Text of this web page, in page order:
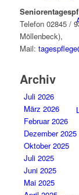
Telefon 02845 /
Möllenbeck),
Mail:
Archiv
Juli 2026
März 2026
Februar 2026
Dezember 2025
Oktober 2025
Juli 2025
Juni 2025
Mai 2025